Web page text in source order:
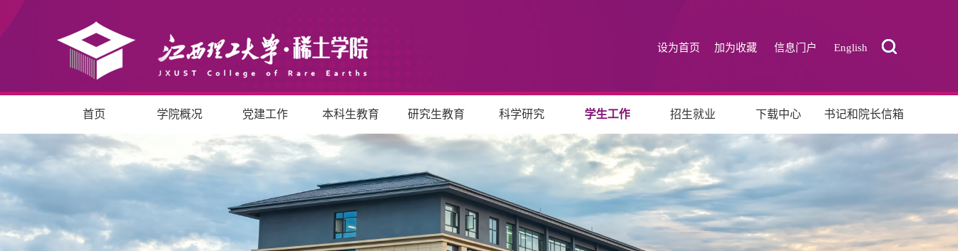
设为首页 加为收藏 信息门户 English
首页 学院概况 党建工作 本科生教育 研究生教育 科学研究 学生工作 招生就业 下载中心 书记和院长信箱